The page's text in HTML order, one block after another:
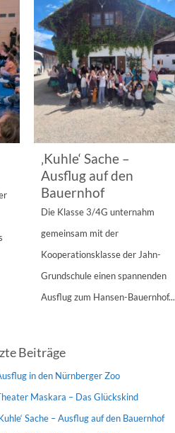
‚Kuhle‘ Sache –
Ausflug auf den
Bauernhof
Die Klasse 3/4G unternahm
gemeinsam mit der
Kooperationsklasse der Jahn-
Grundschule einen spannenden
Ausflug zum Hansen-Bauernhof...
Beiträge
in den Nürnberger Zoo
Maskara – Das Glückskind
Sache – Ausflug auf den Bauernhof